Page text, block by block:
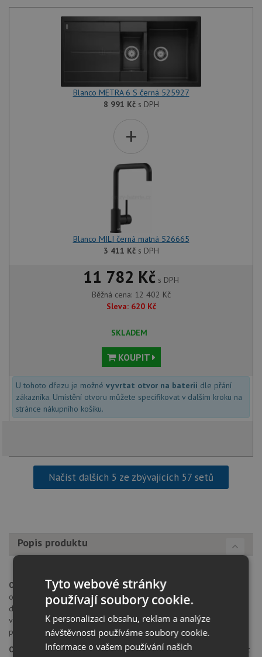
Blanco METRA 6 S černá 525927
8 991 Kčs DPH
+
Blanco MILI černá matná 526665
3 411 Kčs DPH
11 782 Kč s DPH
Běžná cena: 12 402 Kč
Sleva: 620 Kč
SKLADEM
KOUPIT
U tohoto dřezu je možné vyvrtat otvor na baterii dle přání
zákazníka. Umístění otvoru můžete specifikovat v dalším kroku na
stránce nákupního košíku.
Načíst dalších 5 ze zbývajících 57 setů
Popis produktu
Otvor pro baterii:na spodní straně má dřez 4 částečně předvrtané
otvory průměru 35 mm pro umístění baterie, excentru nebo
dávkovače saponátu. Tyto otvory je možné dovrtat diamantovým
vrtákem 35 mm, který naleznete za zvýhodněnou cenu, jako
příslušenství k dokoupení u produktu.
Orientace dřezu:dřez je libovolně otočný, je možné jej nainstalovat
Tyto webové stránky
používají soubory cookie.
K personalizaci obsahu, reklam a analýze
návštěvnosti používáme soubory cookie.
Informace o vašem používání našich